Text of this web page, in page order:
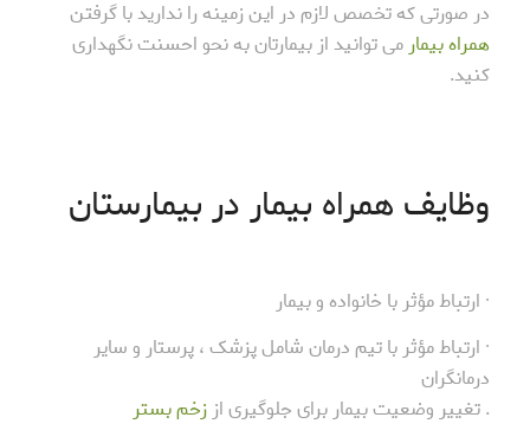
در صورتی که تخصص لازم در این زمینه را ندارید با گرفتن
همراه بیمار می توانید از بیمارتان به نحو احسنت نگهداری
کنید.
وظایف همراه بیمار در بیمارستان
· ارتباط مؤثر با خانواده و بیمار
· ارتباط مؤثر با تیم درمان شامل پزشک ، پرستار و سایر
درمانگران
. تغییر وضعیت بیمار برای جلوگیری از زخم بستر